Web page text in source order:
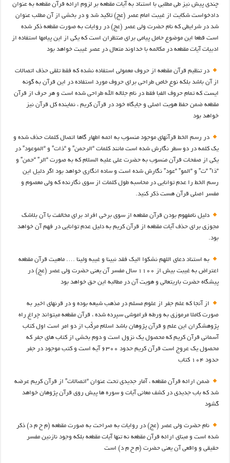
چندی پیش نیز طی مطلبی با استناد به آیات مقطعه بر لزوم ارائه قرآن مقطعه به عنوان
دادخواست شکایت از غیبت امام عصر (عج) تاکید شد و در بخشی از آن مطلب عنوان
شد در شرایطی که نام حضرت ولی عصر (عج) در روایات به صورت مقطعه ذکر شده
است قطعا این موضوع حامل پیامی برای منتظران است که یکی از این پیامها استفاده از
ادبیات آیات مقطعه در مکالمه با خداوند متعال در عصر غیبت خواهد بود
در تنظیم قرآن مقطعه از حروف معمولی استفاده نشده که فقط تلقی حذف اتصالات
از آن باشد بلکه نوع خاص طراحی برای حروف مورد استفاده در این قرآن به گونه
ایست که تمام حروف الفبا فقط در نام جلاله الله طراحی شده است و هر حرف از قرآن
مقطعه ضمن حفظ هویت اصلی و جایگاه خود در قرآن کریم ، نماینده کل قرآن نیز
خواهد بود
در رسم الخط قرآنهای موجود منسوب به ائمه اطهار گاها اتصال کلمات حذف شده و
یک کلمه در دو سطر نگارش شده است مانند کلمات “الرحمن” و “ذات” و “الموعود” در
یکی از صفحات قرآن منسوب به حضرت علی علیه السلام که به صورت “الر” “حمن” و
“ذا” “ت” و “المو” “عود” نگارش شده است و ساده انگاری خواهد بود اگر دلیل این
رسم الخط را عدم توانایی در محاسبه طول کلمات از سوی نگارنده که ولی معصوم و
مفسر اصلی قرآن هست ذکر کنید.
دلیل نامفهوم بودن قرآن مقطعه از سوی برخی افراد برای مخالفت با آن بلاشک
مجوزی برای حذف آیات مقطعه از قرآن کریم به دلیل عدم توانایی در فهم آن خواهد
بود.
به استناد دعای اللهم نشکوا الیک فقد نبینا و غیبه ولینا …. ماهیت قرآن مقطعه
اعتراض به غیبت بیش از ۱۱۰۰ سال مفسر آن یعنی حضرت ولی عصر (عج) در
پیشگاه حضرت باریتعالی و هویت آن در مطالبه این حق خواهد بود
از آنجا که علم جفر از علوم مسلم در مذهب شیعه بوده و در قرنهای اخیر به
صورت کاملا مرموزی به ورطه فراموشی سپرده شده ، قرآن مقطعه میتواند چراغ راه
پژوهشگران این علم و قرآن پژوهان باشد اسلام مرکّب از دو امر است اول کتاب
آسمانی قرآن کریم که محصول یک نزول است و دوم بخشی از کتاب های جفر که
محصول یک عروج است قرآن کریم حدود ۶۳۰۰ آیه است و کتب موجود در جفر
حدود ۱۰۴ کتاب
ضمن ارائه قرآن مقطعه ، آمار جدیدی تحت عنوان “اتصالات” از قرآن کریم عرضه
شد که باب جدیدی در کشف معانی آیات و سوره ها پیش روی قرآن پژوهان خواهد
گشود
نام حضرت ولی عصر (عج) در روایات به صراحت به صورت مقطعه (م ح م د) ذکر
شده است و مبنای ارائه قرآن مقطعه نه تنها آیات مقطعه بلکه وجود نازنین مفسر
حقیقی و واقعی آن یعنی حضرت (م ح م د) است